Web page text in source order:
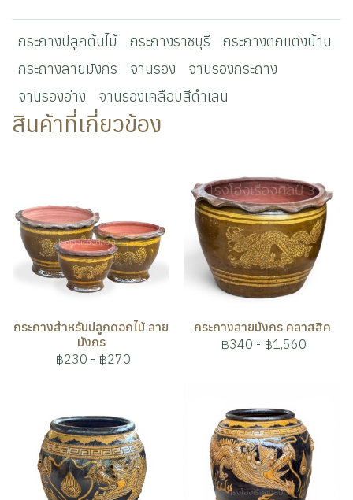
กระถางปลูกต้นไม้ กระถางราชบุรี
กระถางตกแต่งบ้าน
กระถางลายมังกร
จานรอง
จานรองกระถาง
จานรองอ่าง
จานรองเคลือบสีดำเลน
สินค้าที่เกี่ยวข้อง
กระถางสำหรับปลูกดอกไม้ ลาย
มังกร
฿230 - ฿270
กระถางลายมังกร คลาสสิค
฿340 - ฿1,560